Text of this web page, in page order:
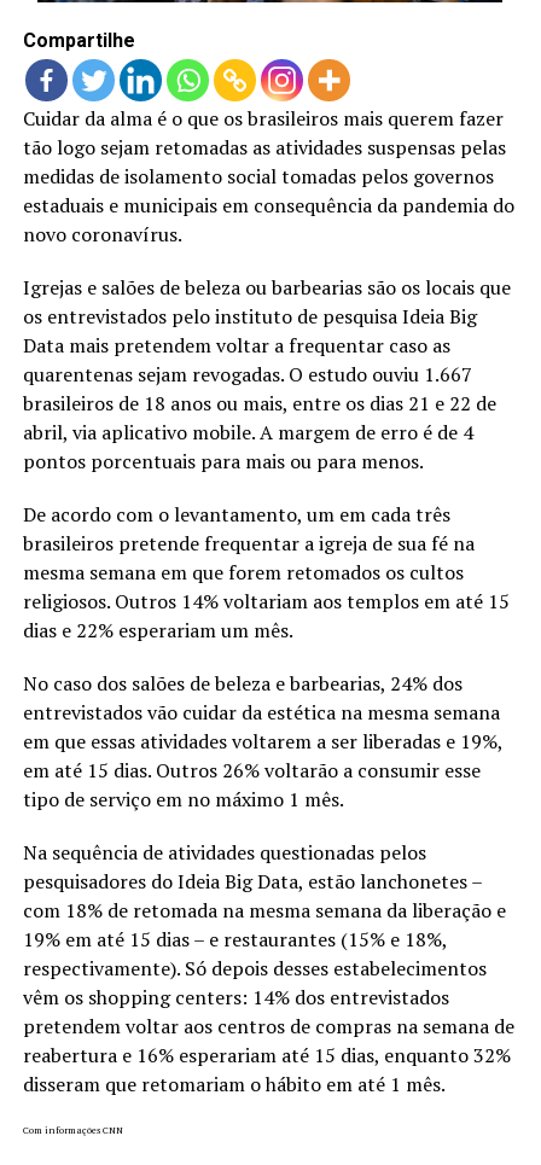
Compartilhe
Cuidar da alma é o que os brasileiros mais querem fazer
tão logo sejam retomadas as atividades suspensas pelas
medidas de isolamento social tomadas pelos governos
estaduais e municipais em consequência da pandemia do
novo coronavírus.
Igrejas e salões de beleza ou barbearias são os locais que
os entrevistados pelo instituto de pesquisa Ideia Big
Data mais pretendem voltar a frequentar caso as
quarentenas sejam revogadas. O estudo ouviu 1.667
brasileiros de 18 anos ou mais, entre os dias 21 e 22 de
abril, via aplicativo mobile. A margem de erro é de 4
pontos porcentuais para mais ou para menos.
De acordo com o levantamento, um em cada três
brasileiros pretende frequentar a igreja de sua fé na
mesma semana em que forem retomados os cultos
religiosos. Outros 14% voltariam aos templos em até 15
dias e 22% esperariam um mês.
No caso dos salões de beleza e barbearias, 24% dos
entrevistados vão cuidar da estética na mesma semana
em que essas atividades voltarem a ser liberadas e 19%,
em até 15 dias. Outros 26% voltarão a consumir esse
tipo de serviço em no máximo 1 mês.
Na sequência de atividades questionadas pelos
pesquisadores do Ideia Big Data, estão lanchonetes –
com 18% de retomada na mesma semana da liberação e
19% em até 15 dias – e restaurantes (15% e 18%,
respectivamente). Só depois desses estabelecimentos
vêm os shopping centers: 14% dos entrevistados
pretendem voltar aos centros de compras na semana de
reabertura e 16% esperariam até 15 dias, enquanto 32%
disseram que retomariam o hábito em até 1 mês.
Com informações CNN